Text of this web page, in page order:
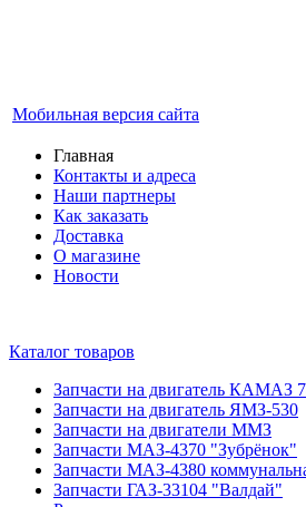
Мобильная версия сайта
Главная
Контакты и адреса
Наши партнеры
Как заказать
Доставка
О магазине
Новости
Каталог товаров
Запчасти на двигатель КАМАЗ
Запчасти на двигатель ЯМЗ-530
Запчасти на двигатели ММЗ
Запчасти МАЗ-4370 "Зубрёнок"
Запчасти МАЗ-4380
Запчасти ГАЗ-33104 "Валдай"